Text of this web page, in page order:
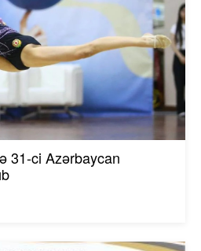
31-ci Azərbaycan